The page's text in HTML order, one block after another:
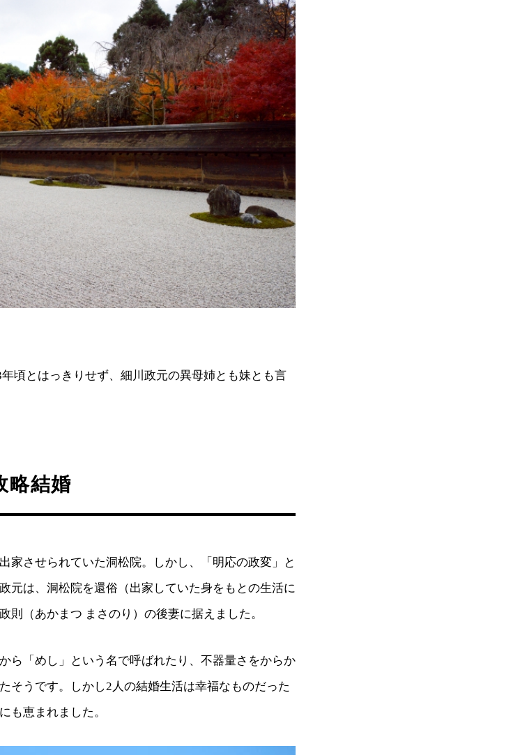
頃とはっきりせず、細川政元の異母姉とも妹とも言
略結婚
家させられていた洞松院。しかし、「明応の政変」と
元は、洞松院を還俗（出家していた身をもとの生活に
則（あかまつ まさのり）の後妻に据えました。
ら「めし」という名で呼ばれたり、不器量さをからか
そうです。しかし2人の結婚生活は幸福なものだった
も恵まれました。